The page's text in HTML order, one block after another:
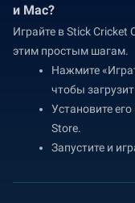
и Mac?
Играйте в Stick Cricket
этим простым шагам.
Нажмите
чтобы
Установите
Store.
Запустите и